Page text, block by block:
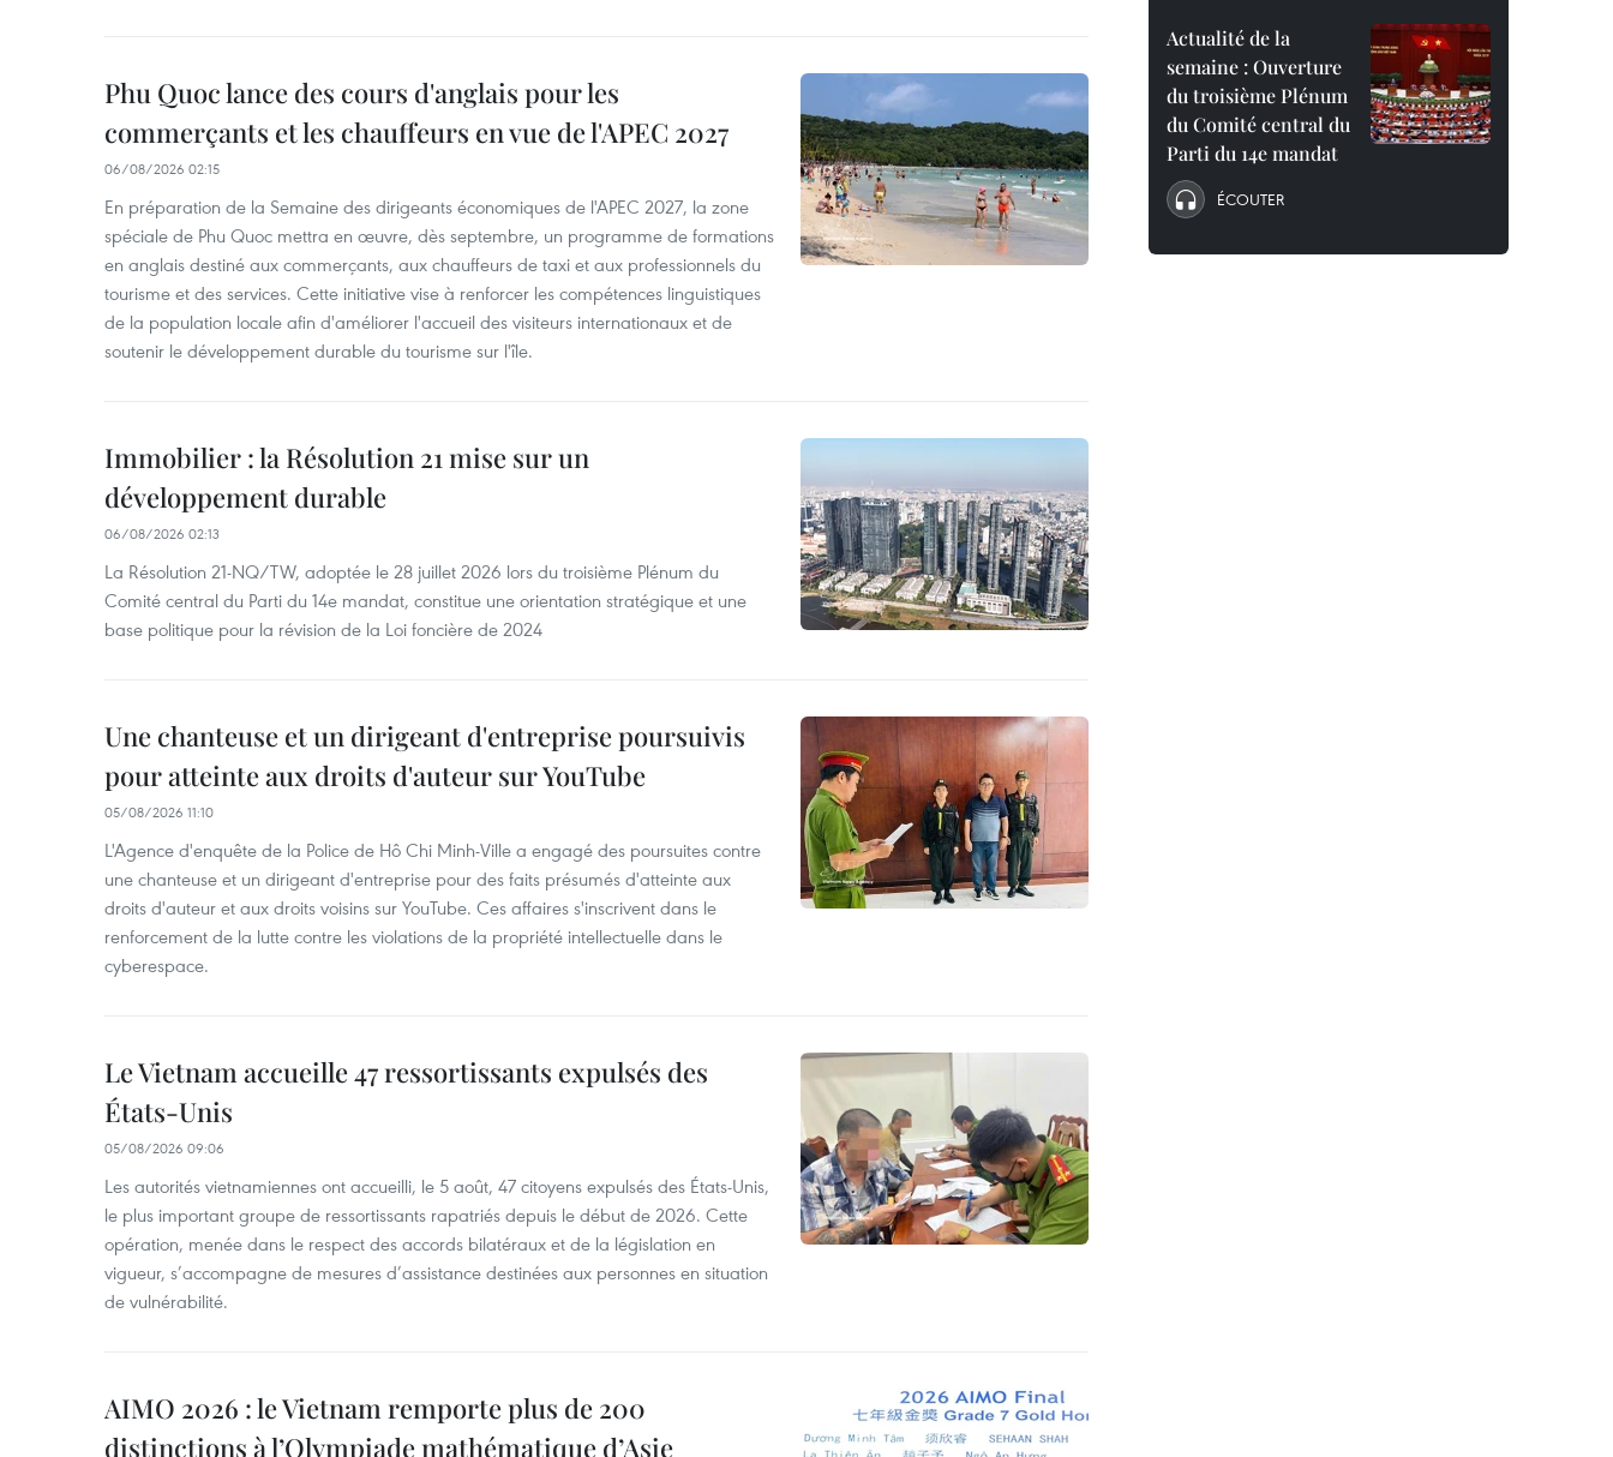
Phu Quoc lance des cours d'anglais pour les
commerçants et les chauffeurs en vue de l'APEC 2027
06/08/2026 02:15
En préparation de la Semaine des dirigeants économiques de l'APEC 2027, la zone
spéciale de Phu Quoc mettra en œuvre, dès septembre, un programme de formations
en anglais destiné aux commerçants, aux chauffeurs de taxi et aux professionnels du
tourisme et des services. Cette initiative vise à renforcer les compétences linguistiques
de la population locale afin d'améliorer l'accueil des visiteurs internationaux et de
soutenir le développement durable du tourisme sur l'île.
Immobilier : la Résolution 21 mise sur un
développement durable
06/08/2026 02:13
La Résolution 21-NQ/TW, adoptée le 28 juillet 2026 lors du troisième Plénum du
Comité central du Parti du 14e mandat, constitue une orientation stratégique et une
base politique pour la révision de la Loi foncière de 2024
Une chanteuse et un dirigeant d'entreprise poursuivis
pour atteinte aux droits d'auteur sur YouTube
05/08/2026 11:10
L'Agence d'enquête de la Police de Hô Chi Minh-Ville a engagé des poursuites contre
une chanteuse et un dirigeant d'entreprise pour des faits présumés d'atteinte aux
droits d'auteur et aux droits voisins sur YouTube. Ces affaires s'inscrivent dans le
renforcement de la lutte contre les violations de la propriété intellectuelle dans le
cyberespace.
Le Vietnam accueille 47 ressortissants expulsés des
États-Unis
05/08/2026 09:06
Les autorités vietnamiennes ont accueilli, le 5 août, 47 citoyens expulsés des États-Unis,
le plus important groupe de ressortissants rapatriés depuis le début de 2026. Cette
opération, menée dans le respect des accords bilatéraux et de la législation en
vigueur, s’accompagne de mesures d’assistance destinées aux personnes en situation
de vulnérabilité.
AIMO 2026 : le Vietnam remporte plus de 200
distinctions à l’Olympiade mathématique d’Asie
Actualité de la
semaine : Ouverture
du troisième Plénum
du Comité central du
Parti du 14e mandat
ÉCOUTER